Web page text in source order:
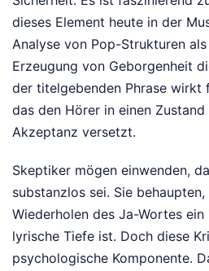
dieses Element heute in der
Analyse von Pop-Strukturen
Erzeugung von Geborgenheit
der titelgebenden Phrase wirkt
das den Hörer in einen
Akzeptanz versetzt.
Skeptiker mögen einwenden,
substanzlos sei. Sie
Wiederholen des Ja-Wortes
lyrische Tiefe ist. Doch diese
psychologische Komponente.